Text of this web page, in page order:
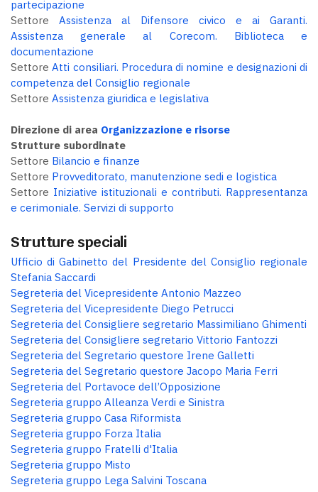
partecipazione
Settore Assistenza al Difensore civico e ai Garanti.
Assistenza generale al Corecom. Biblioteca e
documentazione
SettoreAtti consiliari. Procedura di nomine e designazioni di
competenza del Consiglio regionale
Settore Assistenza giuridica e legislativa
Direzione di area Organizzazione e risorse
Strutture subordinate
Settore Bilancio e finanze
Settore Provveditorato, manutenzione sedi e logistica
Settore Iniziative istituzionali e contributi. Rappresentanza
e cerimoniale. Servizi di supporto
Strutture speciali
Ufficio di Gabinetto del Presidente del Consiglio regionale
Stefania Saccardi
Segreteria del Vicepresidente Antonio Mazzeo
Segreteria del Vicepresidente Diego Petrucci
Segreteria del Consigliere segretario Massimiliano Ghimenti
Segreteria del Consigliere segretario Vittorio Fantozzi
Segreteria del Segretario questore Irene Galletti
Segreteria del Segretario questore Jacopo Maria Ferri
Segreteria del Portavoce dell’Opposizione
Segreteria gruppo Alleanza Verdi e Sinistra
Segreteria gruppo Casa Riformista
Segreteria gruppo Forza Italia
Segreteria gruppo Fratelli d'Italia
Segreteria gruppo Misto
Segreteria gruppo Lega Salvini Toscana